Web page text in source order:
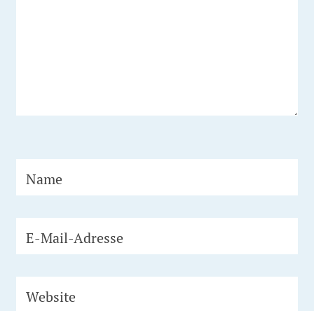
Name
E-Mail-Adresse
Website